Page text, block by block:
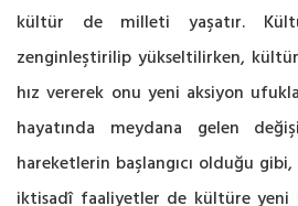
kültür de milleti yaşatır.
zenginleştirilip yükseltilirken,
hız vererek onu yeni aksiyon
hayatında meydana gelen
hareketlerin başlangıcı olduğu
iktisadî faaliyetler de kültüre yeni